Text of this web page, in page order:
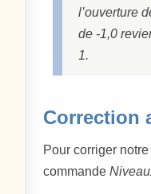
l’ouverture
de -1,0
1.
Correction
Pour corriger
commande